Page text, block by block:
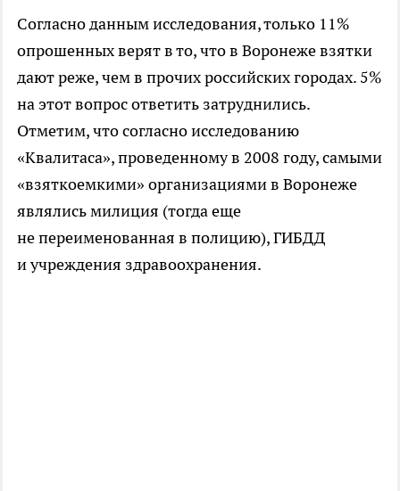
Согласно данным исследования, только 11%
опрошенных верят в то, что в Воронеже взятки
дают реже, чем в прочих российских городах. 5%
на этот вопрос ответить затруднились.
Отметим, что согласно исследованию
«Квалитаса», проведенному в 2008 году, самыми
«взяткоемкими» организациями в Воронеже
являлись милиция (тогда еще
не переименованная в полицию), ГИБДД
и учреждения здравоохранения.